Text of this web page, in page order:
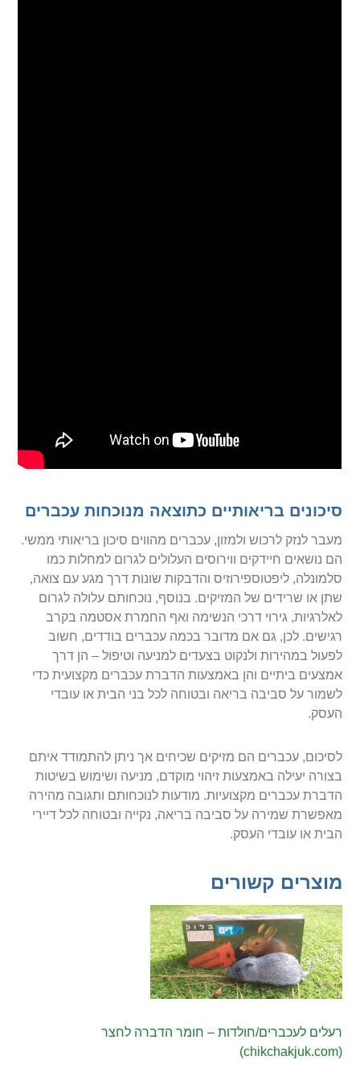
סיכונים בריאותיים כתוצאה מנוכחות עכברים
מעבר לנזק לרכוש ולמזון, עכברים מהווים סיכון בריאותי ממשי.
הם נושאים חיידקים ווירוסים העלולים לגרום למחלות כמו
סלמונלה, ליפטוספירוזיס והדבקות שונות דרך מגע עם צואה,
שתן או שרידים של המזיקים. בנוסף, נוכחותם עלולה לגרום
לאלרגיות, גירוי דרכי הנשימה ואף החמרת אסטמה בקרב
רגישים. לכן, גם אם מדובר בכמה עכברים בודדים, חשוב
לפעול במהירות ולנקוט בצעדים למניעה וטיפול – הן דרך
אמצעים ביתיים והן באמצעות הדברת עכברים מקצועית כדי
לשמור על סביבה בריאה ובטוחה לכל בני הבית או עובדי
העסק.
לסיכום, עכברים הם מזיקים שכיחים אך ניתן להתמודד איתם
בצורה יעילה באמצעות זיהוי מוקדם, מניעה ושימוש בשיטות
הדברת עכברים מקצועיות. מודעות לנוכחותם ותגובה מהירה
מאפשרת שמירה על סביבה בריאה, נקייה ובטוחה לכל דיירי
הבית או עובדי העסק.
מוצרים קשורים
רעלים לעכברים/חולדות – חומר הדברה לחצר
(chikchakjuk.com)